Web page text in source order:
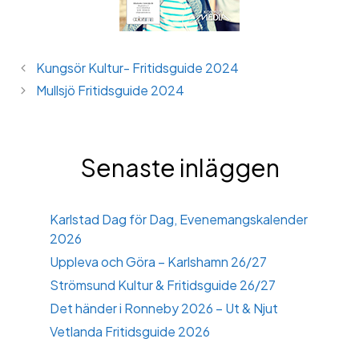
Kungsör Kultur- Fritidsguide 2024
Mullsjö Fritidsguide 2024
Senaste inläggen
Karlstad Dag för Dag, Evenemangskalender
2026
Uppleva och Göra – Karlshamn 26/27
Strömsund Kultur & Fritidsguide 26/27
Det händer i Ronneby 2026 – Ut & Njut
Vetlanda Fritidsguide 2026